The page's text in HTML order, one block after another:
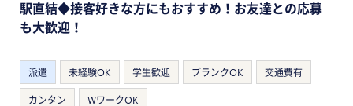
駅直結◆接客好きな方にもおすすめ！お友達との応募
も大歓迎！
派遣 未経験OK 学生歓迎 ブランクOK 交通費有
カンタン WワークOK